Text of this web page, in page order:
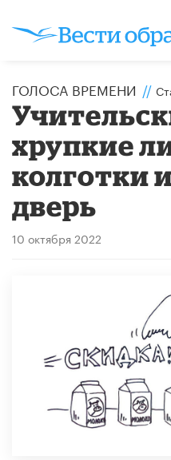
ГОЛОСА ВРЕМЕНИ //
хрупкие
колготки
дверь
10 октября 2022